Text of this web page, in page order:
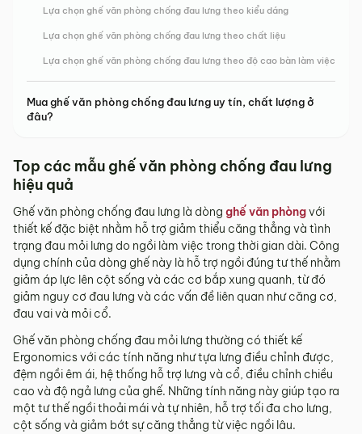
Lựa chọn ghế văn phòng chống đau lưng theo kiểu dáng
Lựa chọn ghế văn phòng chống đau lưng theo chất liệu
Lựa chọn ghế văn phòng chống đau lưng theo độ cao bàn làm việc
Mua ghế văn phòng chống đau lưng uy tín, chất lượng ở
đâu?
Top các mẫu ghế văn phòng chống đau lưng
hiệu quả
Ghế văn phòng chống đau lưng là dòng ghế văn phòngvới
thiết kế đặc biệt nhằm hỗ trợ giảm thiểu căng thẳng và tình
trạng đau mỏi lưng do ngồi làm việc trong thời gian dài. Công
dụng chính của dòng ghế này là hỗ trợ ngồi đúng tư thế nhằm
giảm áp lực lên cột sống và các cơ bắp xung quanh, từ đó
giảm nguy cơ đau lưng và các vấn đề liên quan như căng cơ,
đau vai và mỏi cổ.
Ghế văn phòng chống đau mỏi lưng thường có thiết kế
Ergonomics với các tính năng như tựa lưng điều chỉnh được,
đệm ngồi êm ái, hệ thống hỗ trợ lưng và cổ, điều chỉnh chiều
cao và độ ngả lưng của ghế. Những tính năng này giúp tạo ra
một tư thế ngồi thoải mái và tự nhiên, hỗ trợ tối đa cho lưng,
cột sống và giảm bớt sự căng thẳng từ việc ngồi lâu.